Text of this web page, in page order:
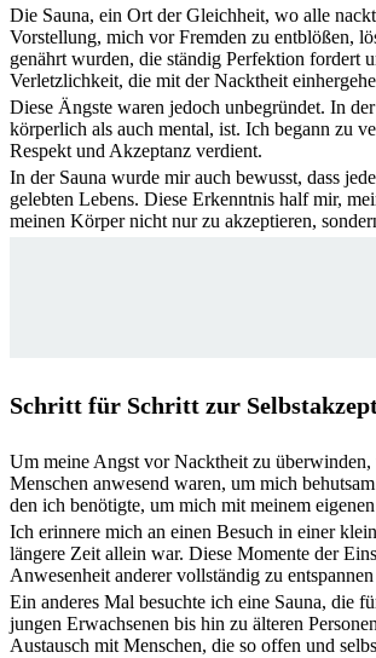
Die Sauna, ein Ort der Gleichheit, wo alle
Vorstellung, mich vor Fremden zu entblößen,
genährt wurden, die ständig Perfektion fordert
Verletzlichkeit, die mit der Nacktheit
Diese Ängste waren jedoch unbegründet. In
körperlich als auch mental, ist. Ich begann zu
Respekt und Akzeptanz verdient.
In der Sauna wurde mir auch bewusst, dass
gelebten Lebens. Diese Erkenntnis half mir,
meinen Körper nicht nur zu akzeptieren,
Schritt für Schritt zur
Um meine Angst vor Nacktheit zu
Menschen anwesend waren, um mich
den ich benötigte, um mich mit meinem
Ich erinnere mich an einen Besuch in einer
längere Zeit allein war. Diese Momente der
Anwesenheit anderer vollständig zu
Ein anderes Mal besuchte ich eine Sauna, die
jungen Erwachsenen bis hin zu älteren
Austausch mit Menschen, die so offen und